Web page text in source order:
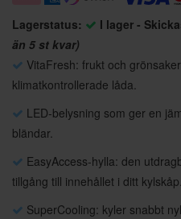
Lagerstatus: I lager -
än 5 st kvar)
VitaFresh: frukt och
klimatkontrollerade låda.
LED-belysning som ger en
bländar.
EasyAccess-hylla: den
tillgång till innehållet i ditt kylskåp.
SuperCooling: kyler snabbt